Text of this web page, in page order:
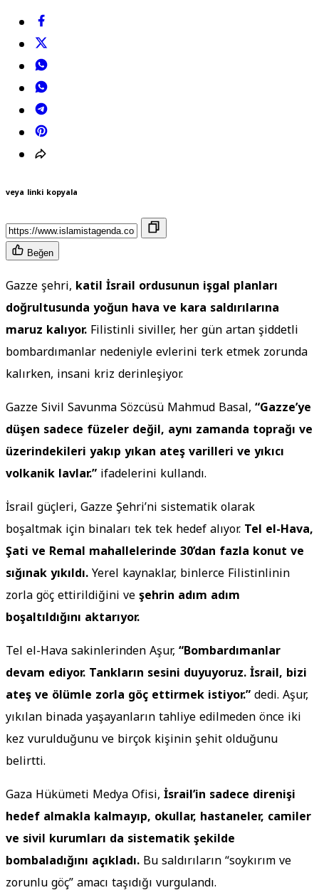
veya linki kopyala
Beğen
Gazze şehri, katil İsrail ordusunun işgal planları
doğrultusunda yoğun hava ve kara saldırılarına
maruz kalıyor.Filistinli siviller, her gün artan şiddetli
bombardımanlar nedeniyle evlerini terk etmek zorunda
kalırken, insani kriz derinleşiyor.
Gazze Sivil Savunma Sözcüsü Mahmud Basal,“Gazze’ye
düşen sadece füzeler değil, aynı zamanda toprağı ve
üzerindekileri yakıp yıkan ateş varilleri ve yıkıcı
volkanik lavlar.”ifadelerini kullandı.
İsrail güçleri, Gazze Şehri’ni sistematik olarak
boşaltmak için binaları tek tek hedef alıyor.Tel el-Hava,
Şati ve Remal mahallelerinde 30’dan fazla konut ve
sığınak yıkıldı.Yerel kaynaklar, binlerce Filistinlinin
zorla göç ettirildiğini veşehrin adım adım
boşaltıldığını aktarıyor.
Tel el-Hava sakinlerinden Aşur,“Bombardımanlar
devam ediyor. Tankların sesini duyuyoruz. İsrail, bizi
ateş ve ölümle zorla göç ettirmek istiyor.”dedi. Aşur,
yıkılan binada yaşayanların tahliye edilmeden önce iki
kez vurulduğunu ve birçok kişinin şehit olduğunu
belirtti.
Gaza Hükümeti Medya Ofisi,İsrail’in sadece direnişi
hedef almakla kalmayıp, okullar, hastaneler, camiler
ve sivil kurumları da sistematik şekilde
bombaladığını açıkladı.Bu saldırıların “soykırım ve
zorunlu göç” amacı taşıdığı vurgulandı.